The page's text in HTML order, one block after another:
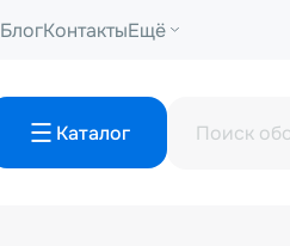
БлогКонтактыЕщё
Каталог